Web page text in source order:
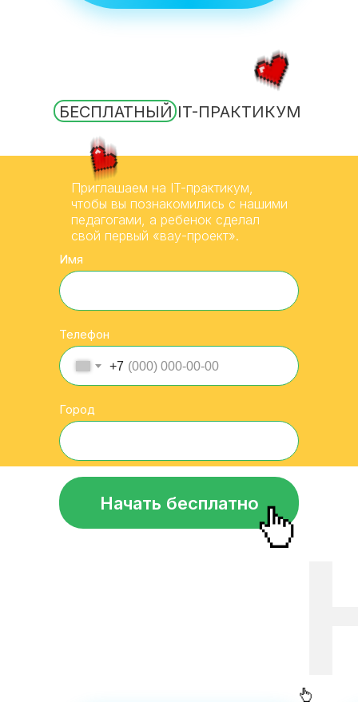
Приглашаем на IT-практикум,
чтобы вы познакомились с нашими
педагогами, а ребенок сделал
свой первый «вау-проект».
БЕСПЛАТНЫЙ IT-ПРАКТИКУМ
Имя
Телефон
+7
Город
Начать бесплатно